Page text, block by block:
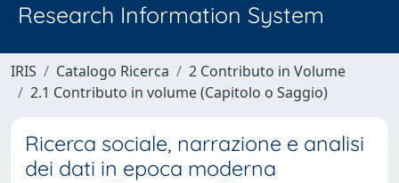
Research Information System
IRIS Catalogo Ricerca
2 Contributo in Volume
2.1 Contributo in volume (Capitolo o Saggio)
Ricerca sociale, narrazione e analisi
dei dati in epoca moderna